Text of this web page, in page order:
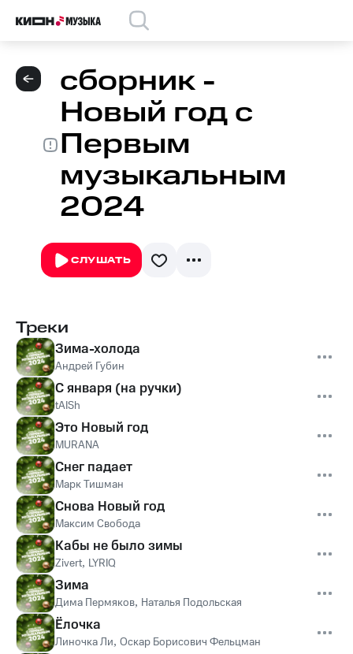
сборник -
Новый год с
Первым
музыкальным
2024
СЛУШАТЬ
Треки
Зима-холода
Андрей Губин
С января (на ручки)
tAISh
Это Новый год
MURANA
Снег падает
Марк Тишман
Снова Новый год
Максим Свобода
Кабы не было зимы
Zivert, LYRIQ
Зима
Дима Пермяков, Наталья Подольская
Ёлочка
Линочка Ли, Оскар Борисович Фельцман